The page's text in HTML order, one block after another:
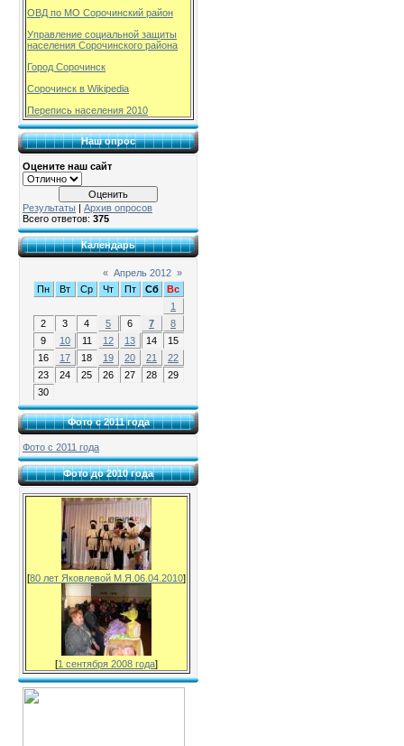
ОВД по МО Сорочинский район
Управление социальной защиты
населения Сорочинского района
Город Сорочинск
Сорочинск в Wikipedia
Перепись населения 2010
Наш опрос
Оцените наш сайт
Результаты
Архив опросов
Всего ответов: 375
Календарь
« Апрель 2012 »
Пн
Вт Ср Чт Пт Сб
Вс
1
2
3 4 5 6 7
8
9
10 11 12 13 14
15
16
17 18 19 20 21
22
23
24 25 26 27 28
29
30
Фото с 2011 года
Фото с 2011 года
Фото до 2010 года
[80 лет Яковлевой М.Я.06.04.2010]
[1 сентября 2008 года]